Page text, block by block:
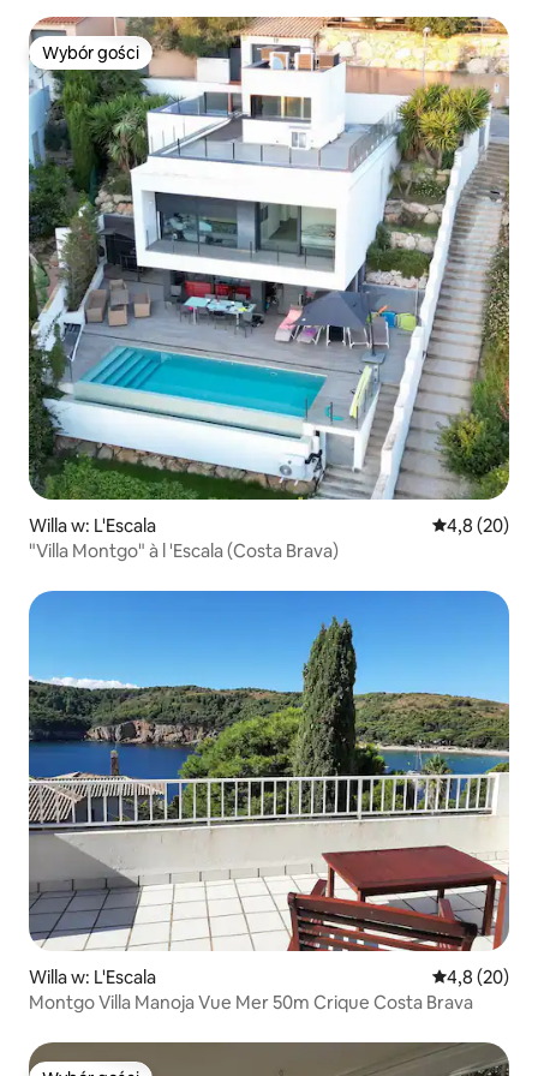
Wybór gości
Wybór gości
Willa w: L'Escala Średnia
4,8 (20)
"Villa Montgo" à l 'Escala (Costa Brava)
Willa w: L'Escala Średnia
4,8 (20)
Montgo Villa Manoja Vue Mer 50m Crique Costa Brava